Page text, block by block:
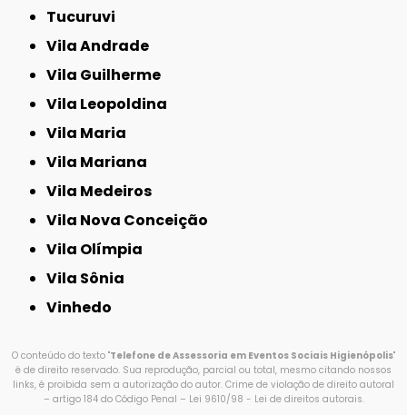
Tucuruvi
Vila Andrade
Vila Guilherme
Vila Leopoldina
Vila Maria
Vila Mariana
Vila Medeiros
Vila Nova Conceição
Vila Olímpia
Vila Sônia
Vinhedo
O conteúdo do texto "Telefone de Assessoria em Eventos Sociais Higienópolis"
é de direito reservado. Sua reprodução, parcial ou total, mesmo citando nossos
links, é proibida sem a autorização do autor. Crime de violação de direito autoral
– artigo 184 do Código Penal – Lei 9610/98 - Lei de direitos autorais.